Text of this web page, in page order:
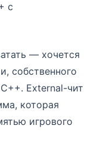
с
— хочется
собственного
External-чит
которая
игрового